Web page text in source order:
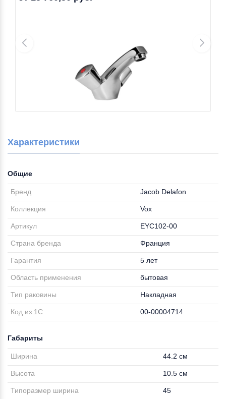
Характеристики
Общие
Бренд Jacob Delafon
Коллекция Vox
Артикул EYC102-00
Страна бренда Франция
Гарантия 5 лет
Область применения бытовая
Тип раковины Накладная
Код из 1С 00-00004714
Габариты
Ширина 44.2 см
Высота 10.5 см
Типоразмер ширина 45